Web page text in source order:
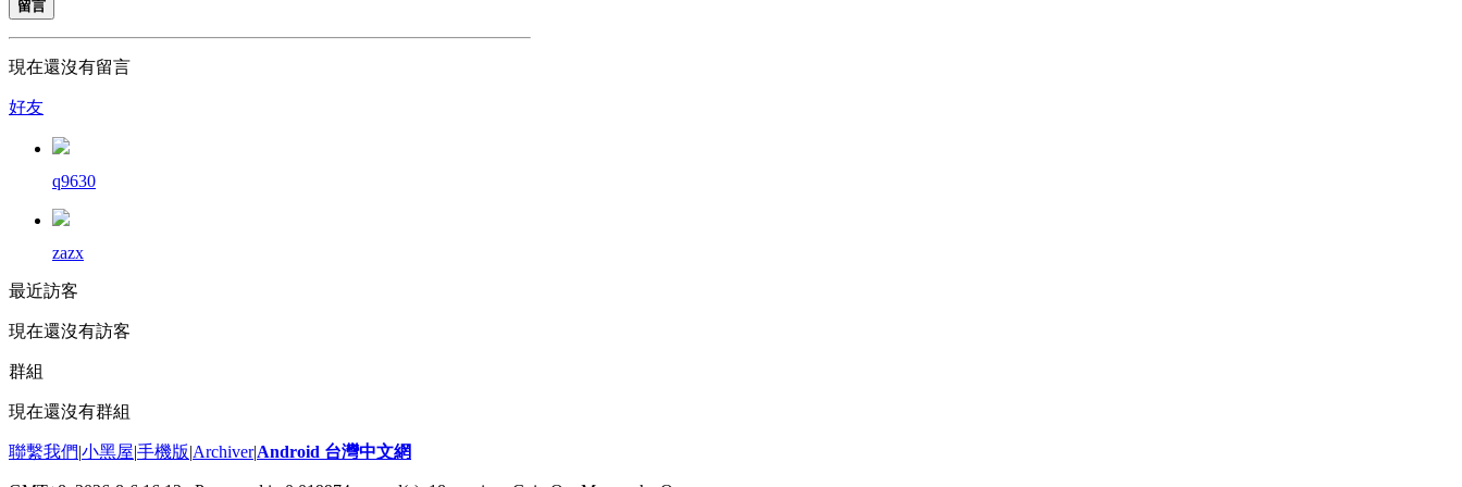
留言
現在還沒有留言
好友
q9630
zazx
最近訪客
現在還沒有訪客
群組
現在還沒有群組
聯繫我們|小黑屋|手機版|Archiver|Android 台灣中文網